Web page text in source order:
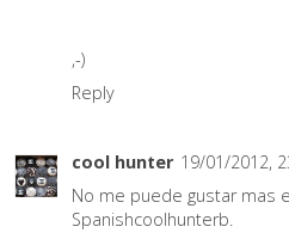
,-)
Reply
cool hunter 19/01/2012,
No me puede gustar mas
Spanishcoolhunterb.